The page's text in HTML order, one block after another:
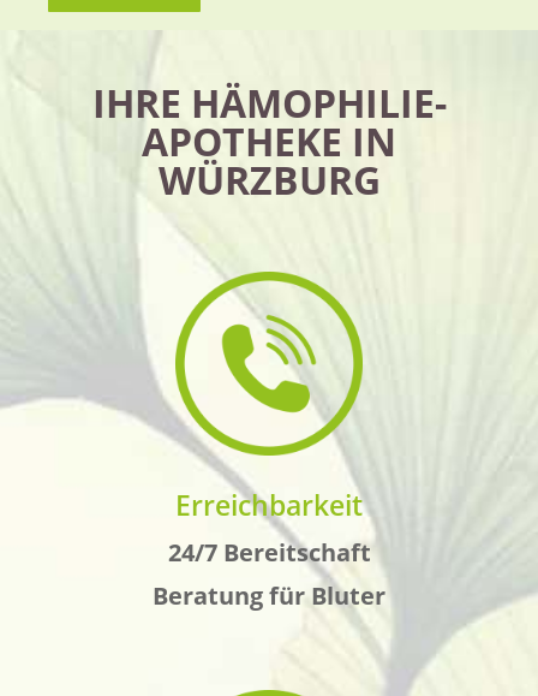
IHRE HÄMOPHILIE-
APOTHEKE IN
WÜRZBURG
Erreichbarkeit
24/7 Bereitschaft
Beratung für Bluter